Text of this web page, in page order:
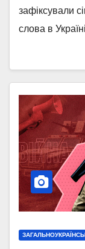
зафіксували
слова в Україні